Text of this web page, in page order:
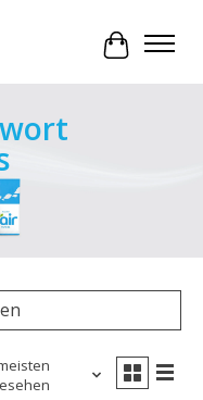
Ihr